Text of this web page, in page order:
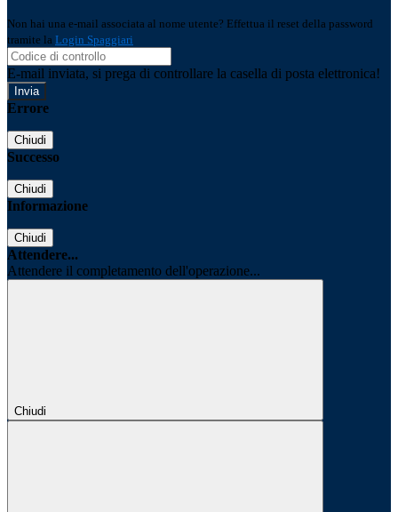
Non hai una e-mail associata al nome utente? Effettua il reset della password
tramite la Login Spaggiari
E-mail inviata, si prega di controllare la casella di posta elettronica!
Errore
Chiudi
Successo
Chiudi
Informazione
Chiudi
Attendere...
Attendere il completamento dell'operazione...
Chiudi